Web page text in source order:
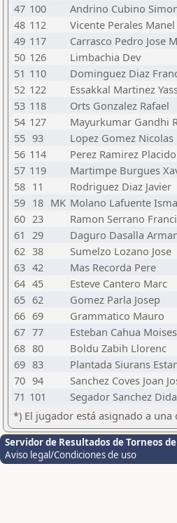
47 100 Andrino Cubino
48 112 Vicente Perales Manel
49 117 Carrasco Pedro Jose
50 126 Limbachia Dev
51 110 Dominguez Diaz
52 122 Essakkal Martinez
53 118 Orts Gonzalez Rafael
54 127 Mayurkumar Gandhi
55 93 Lopez Gomez Nicolas
56 114 Perez Ramirez Placido
57 119 Martimpe Burgues
58 11 Rodriguez Diaz Javier
59 18 MK Molano Lafuente
60 23 Ramon Serrano
61 29 Daguro Dasalla
62 38 Sumelzo Lozano Jose
63 42 Mas Recorda Pere
64 45 Esteve Cantero Marc
65 62 Gomez Parla Josep
66 69 Grammatico Mauro
67 77 Esteban Cahua Moises
68 80 Boldu Zabih Llorenc
69 83 Plantada Siurans
70 94 Sanchez Coves Joan
71 101 Segador Sanchez
*) El jugador está asignado a una
Servidor de Resultados de Torneos
Aviso legal/Condiciones de uso